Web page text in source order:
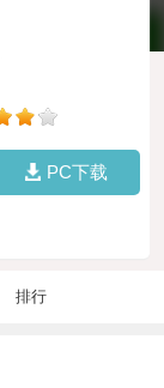
PC下载
排行